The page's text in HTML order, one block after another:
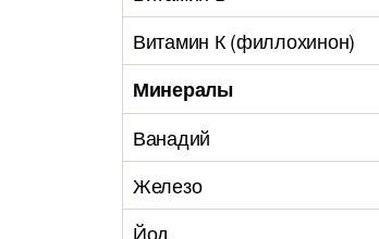
Витамин К (филлохинон)
Минералы
Ванадий
Железо
Йод